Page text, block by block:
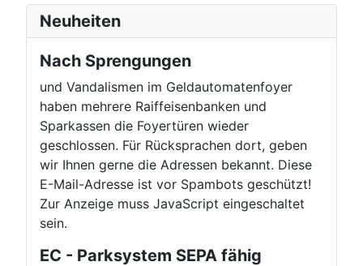
Neuheiten
Nach Sprengungen
und Vandalismen im Geldautomatenfoyer
haben mehrere Raiffeisenbanken und
Sparkassen die Foyertüren wieder
geschlossen. Für Rücksprachen dort, geben
wir Ihnen gerne die Adressen bekannt. Diese
E-Mail-Adresse ist vor Spambots geschützt!
Zur Anzeige muss JavaScript eingeschaltet
sein.
EC - Parksystem SEPA fähig